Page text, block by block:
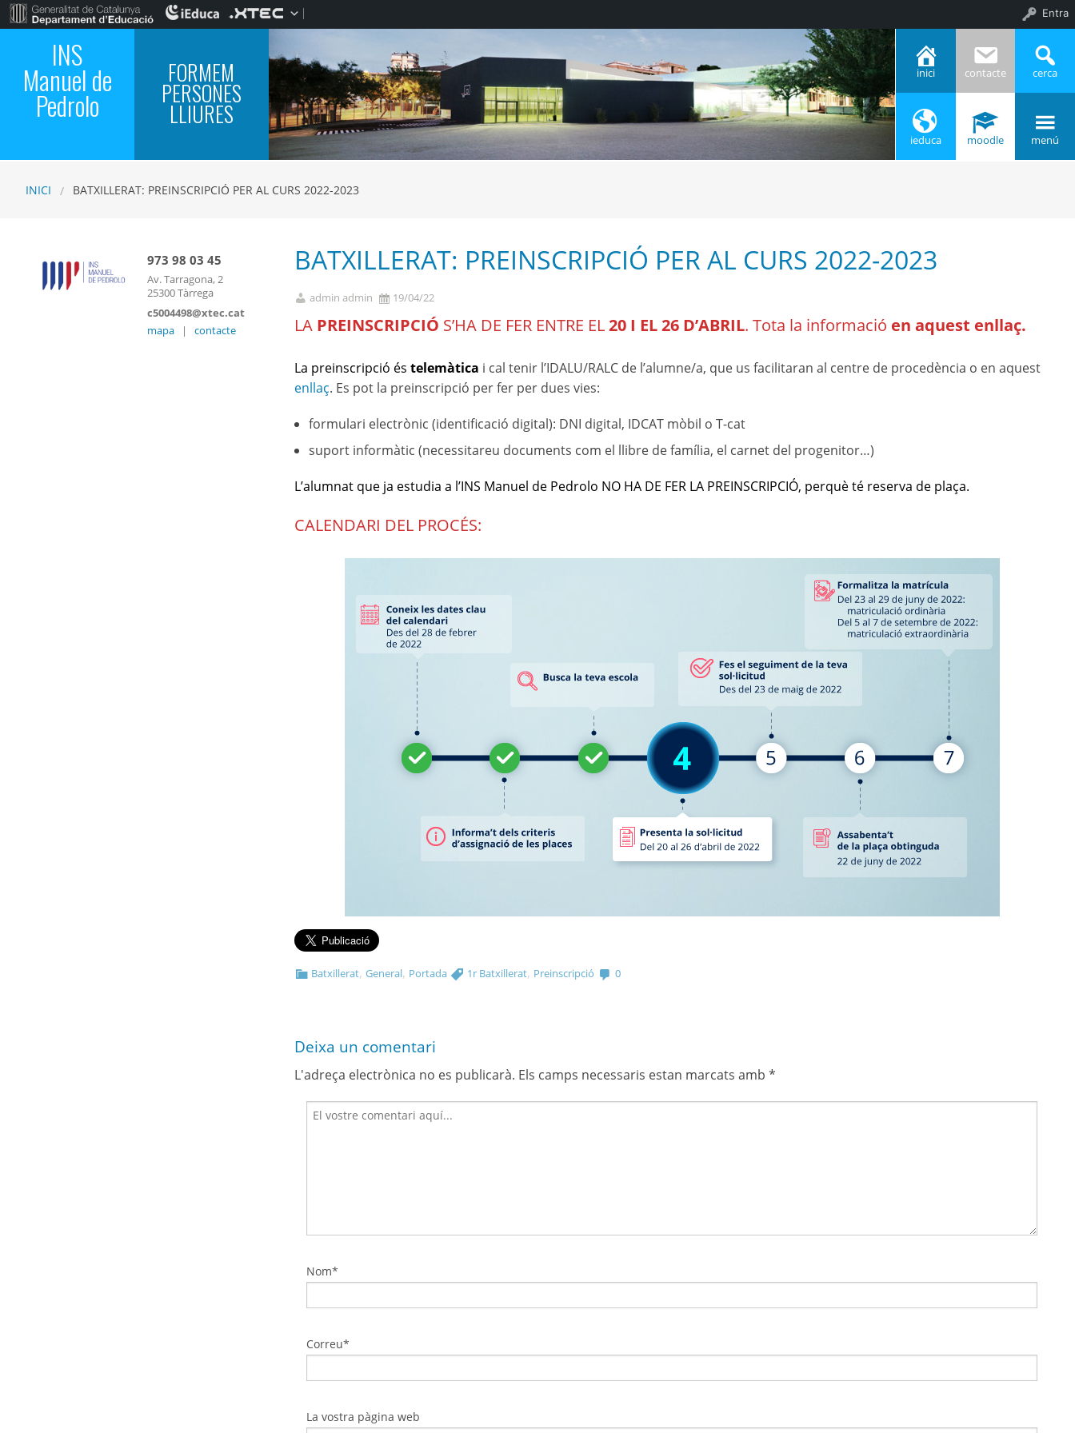
INS
Manuel de
Pedrolo
FORMEM
PERSONES
LLIURES
inici contacte cerca
ieduca moodle menú
INICI BATXILLERAT: PREINSCRIPCIÓ PER AL CURS 2022-2023
BATXILLERAT: PREINSCRIPCIÓ PER AL CURS 2022-2023
admin admin 19/04/22
LA PREINSCRIPCIÓ S’HA DE FER ENTRE EL20 I EL 26 D’ABRIL. Tota la informació en aquest enllaç.
La preinscripció és telemàtica i cal tenir l’IDALU/RALC de l’alumne/a, que us facilitaran al centre de procedència o en aquest
enllaç. Es pot la preinscripció per fer per dues vies:
formulari electrònic (identificació digital): DNI digital, IDCAT mòbil o T-cat
suport informàtic (necessitareu documents com el llibre de família, el carnet del progenitor…)
L’alumnat que ja estudia a l’INS Manuel de Pedrolo NO HA DE FER LA PREINSCRIPCIÓ, perquè té reserva de plaça.
CALENDARI DEL PROCÉS:
Batxillerat,General, Portada 1r Batxillerat, Preinscripció 0
Deixa un comentari
L'adreça electrònica no es publicarà. Els camps necessaris estan marcats amb *
Nom*
Correu*
La vostra pàgina web
973 98 03 45
Av. Tarragona, 2
25300 Tàrrega
c5004498@xtec.cat
mapa
| contacte
Entra